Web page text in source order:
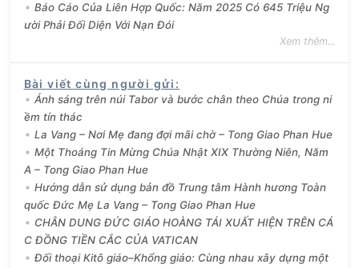
Báo Cáo Của Liên Hợp Quốc: Năm 2025 Có 645 Triệu Ng
ười Phải Đối Diện Với Nạn Đói
Xem thêm...
Bài viết cùng người gửi :
Ánh sáng trên núi Tabor và bước chân theo Chúa trong ni
ềm tín thác
La Vang – Nơi Mẹ đang đợi mãi chờ – Tong Giao Phan Hue
Một Thoáng Tin Mừng Chúa Nhật XIX Thường Niên, Năm
A – Tong Giao Phan Hue
Hướng dẫn sử dụng bản đồ Trung tâm Hành hương Toàn
quốc Đức Mẹ La Vang – Tong Giao Phan Hue
CHÂN DUNG ĐỨC GIÁO HOÀNG TÁI XUẤT HIỆN TRÊN CÁ
C ĐỒNG TIỀN CẮC CỦA VATICAN
Đối thoại Kitô giáo–Khổng giáo: Cùng nhau xây dựng một